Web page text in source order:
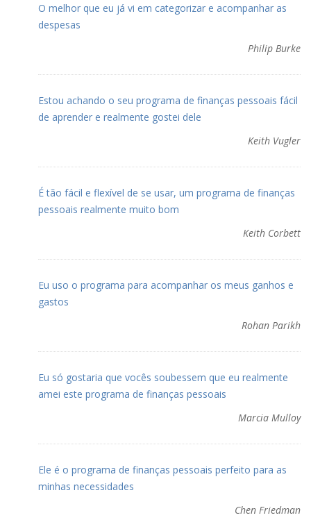
O melhor que eu já vi em categorizar e acompanhar as
despesas
Philip Burke
Estou achando o seu programa de finanças pessoais fácil
de aprender e realmente gostei dele
Keith Vugler
É tão fácil e flexível de se usar, um programa de finanças
pessoais realmente muito bom
Keith Corbett
Eu uso o programa para acompanhar os meus ganhos e
gastos
Rohan Parikh
Eu só gostaria que vocês soubessem que eu realmente
amei este programa de finanças pessoais
Marcia Mulloy
Ele é o programa de finanças pessoais perfeito para as
minhas necessidades
Chen Friedman